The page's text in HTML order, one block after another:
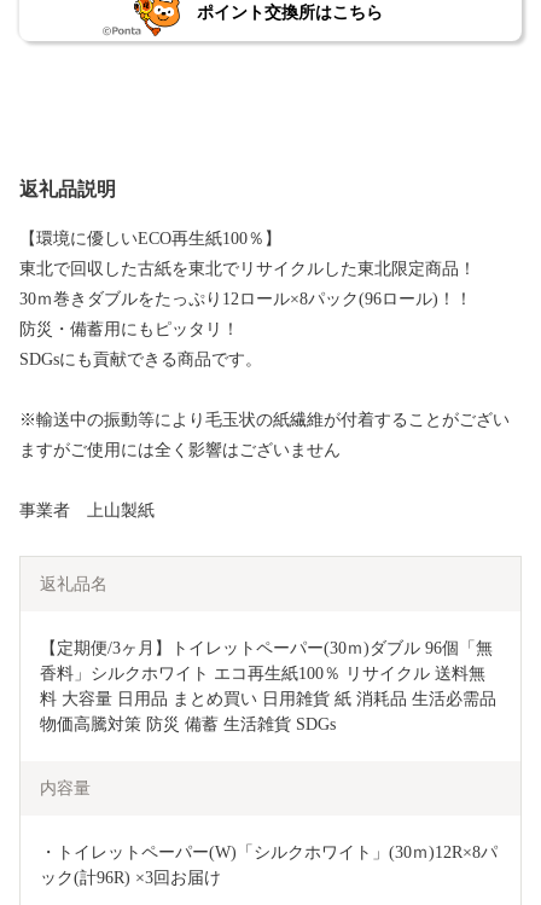
ポイント交換所はこちら
返礼品説明
【環境に優しいECO再生紙100％】
東北で回収した古紙を東北でリサイクルした東北限定商品！
30ｍ巻きダブルをたっぷり12ロール×8パック(96ロール)！！
防災・備蓄用にもピッタリ！
SDGsにも貢献できる商品です。
※輸送中の振動等により毛玉状の紙繊維が付着することがござい
ますがご使用には全く影響はございません
事業者 上山製紙
返礼品名
【定期便/3ヶ月】トイレットペーパー(30ｍ)ダブル 96個「無
香料」シルクホワイト エコ再生紙100％ リサイクル 送料無
料 大容量 日用品 まとめ買い 日用雑貨 紙 消耗品 生活必需品
物価高騰対策 防災 備蓄 生活雑貨 SDGs
内容量
・トイレットペーパー(W)「シルクホワイト」(30ｍ)12R×8パ
ック(計96R) ×3回お届け